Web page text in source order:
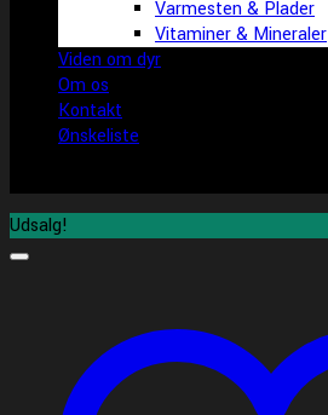
Varmesten & Plader
Vitaminer & Mineraler
Viden om dyr
Om os
Kontakt
Ønskeliste
Udsalg!